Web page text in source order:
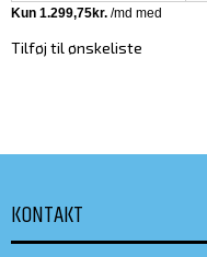
Tilføj til ønskeliste
KONTAKT